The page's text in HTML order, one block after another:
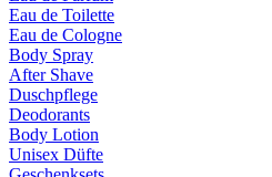
Eau de Toilette
Eau de Cologne
Body Spray
After Shave
Duschpflege
Deodorants
Body Lotion
Unisex Düfte